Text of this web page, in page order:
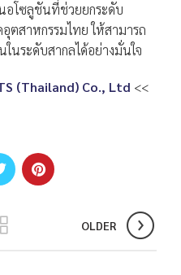
อโซลูชันที่ช่วยยกระดับ
ตสาหกรรมไทย ให้สามารถ
นระดับสากลได้อย่างมั่นใจ
(Thailand) Co., Ltd <<
OLDER